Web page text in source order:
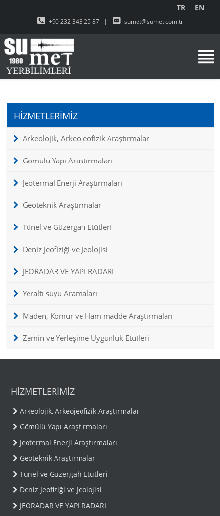
+90 232 343 25 87| sumet@sumet.com.tr
TR EN
HİZMETLERİMİZ
Arkeolojik, Arkeojeofizik Araştırmalar
Gömülü Yapı Araştırmaları
Jeotermal Enerji Araştırmaları
Geoteknik Araştırmalar
Tünel ve Güzergah Etütleri
Deniz Jeofiziği ve Jeolojisi
JEORADAR VE YAPI RADARI
Yeraltı suyu Aramaları
Maden, Kömür ve Ham madde Araştırmaları
Zemin ve Yerleşime Uygunluk Etütleri
HİZMETLERİMİZ
Arkeolojik, Arkeojeofizik Araştırmalar
Gömülü Yapı Araştırmaları
Jeotermal Enerji Araştırmaları
Geoteknik Araştırmalar
Tünel ve Güzergah Etütleri
Deniz Jeofiziği ve Jeolojisi
JEORADAR VE YAPI RADARI